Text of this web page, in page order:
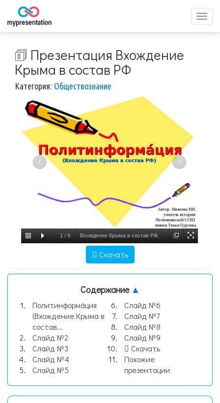
меню
🗊 Презентация Вхождение
Крыма в состав РФ
Категория: Обществознание
1 / 9 Вхождение Крыма в состав РФ,
Скачать
Содержание ▲
Политинформа́ция
(Вхождение Крыма в
состав...
Слайд №2
Слайд №3
Слайд №4
Слайд №5
Слайд №6
Слайд №7
Слайд №8
Слайд №9
Скачать
Похожие
презентации